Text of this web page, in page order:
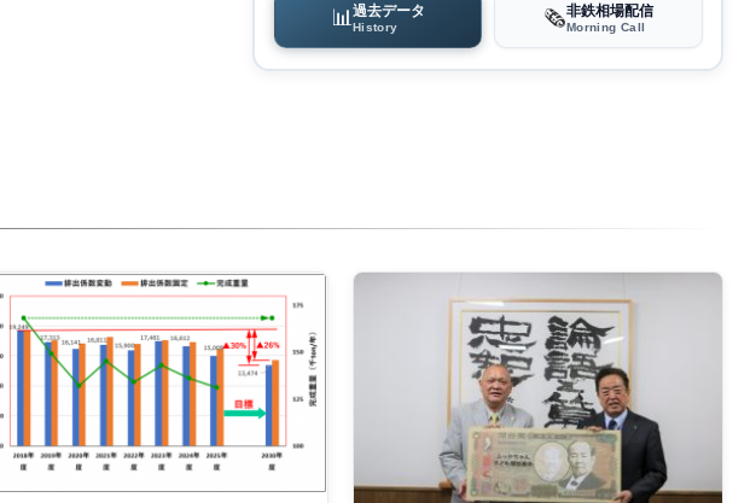
📊 過去データ
History 🗞️非鉄相場配信
Morning Call